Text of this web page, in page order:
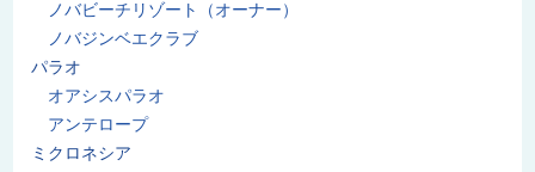
ノバビーチリゾート（オーナー）
ノバジンベエクラブ
パラオ
オアシスパラオ
アンテロープ
ミクロネシア